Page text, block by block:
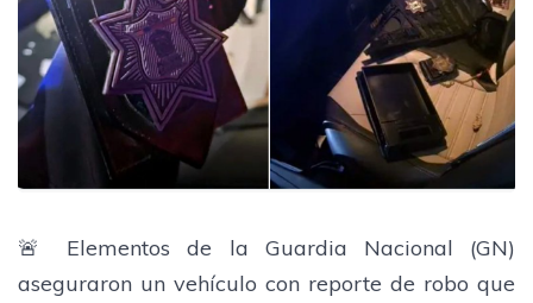
🚨 Elementos de la Guardia Nacional (GN)
aseguraron un vehículo con reporte de robo que